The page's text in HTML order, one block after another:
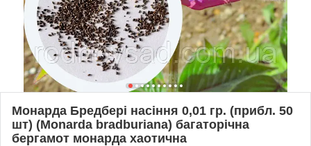
Монарда Бредбері насіння 0,01 гр. (прибл. 50
шт) (Monarda bradburiana) багаторічна
бергамот монарда хаотична